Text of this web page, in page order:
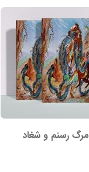
مرگ رستم و شغاد